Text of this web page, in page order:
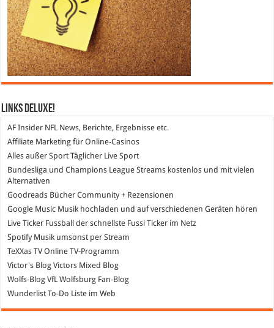
Links DeLuXe!
AF Insider NFL News, Berichte, Ergebnisse etc.
Affiliate Marketing für Online-Casinos
Alles außer Sport Täglicher Live Sport
Bundesliga und Champions League Streams kostenlos und mit vielen
Alternativen
Goodreads Bücher Community + Rezensionen
Google Music Musik hochladen und auf verschiedenen Geräten hören
Live Ticker Fussball
der schnellste Fussi Ticker im Netz
SpotifyMusik umsonst per Stream
TeXXas TVOnline TV-Programm
Victor's Blog Victors Mixed Blog
Wolfs-Blog VfL Wolfsburg Fan-Blog
Wunderlist To-Do Liste im Web